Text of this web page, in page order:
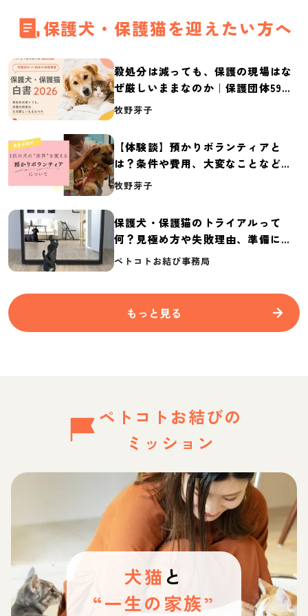
保護犬・保護猫を迎えたい方へ
殺処分は減っても、保護の現場はな
ぜ厳しいままなのか｜保護団体59団
体の実態調査【保護犬・保護猫白書
牧野芽子
【体験談】預かりボランティアと
は？条件や費用、大変なことなど紹
介
牧野芽子
保護犬・保護猫のトライアルって
何？見極め方や失敗理由、準備に必
要なものを紹介
ペトコトお結び事務局
もっと見る
ペトコトお結びの
ミッション
犬猫 と
“一生の家族”